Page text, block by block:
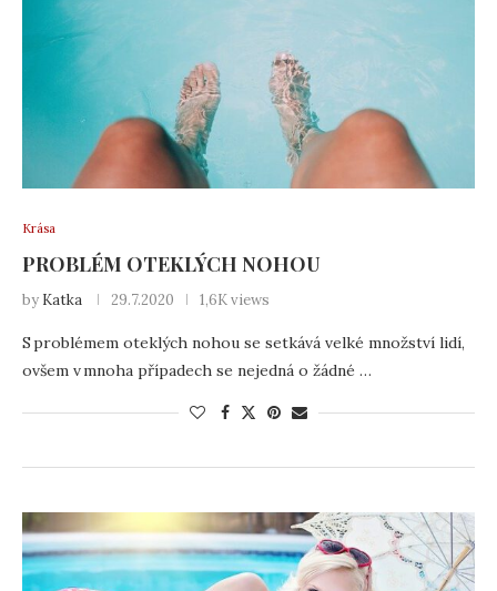
Krása
PROBLÉM OTEKLÝCH NOHOU
by Katka 29.7.2020 1,6K views
S problémem oteklých nohou se setkává velké množství lidí,
ovšem v mnoha případech se nejedná o žádné …